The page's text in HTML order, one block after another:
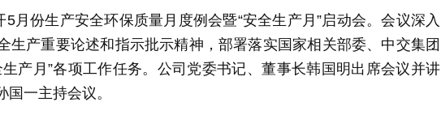
月份生产安全环保质量月度例会暨“安全生产月”启动会。会议深入
生产重要论述和指示批示精神，部署落实国家相关部委、中交集团
产月”各项工作任务。公司党委书记、董事长韩国明出席会议并讲
一主持会议。